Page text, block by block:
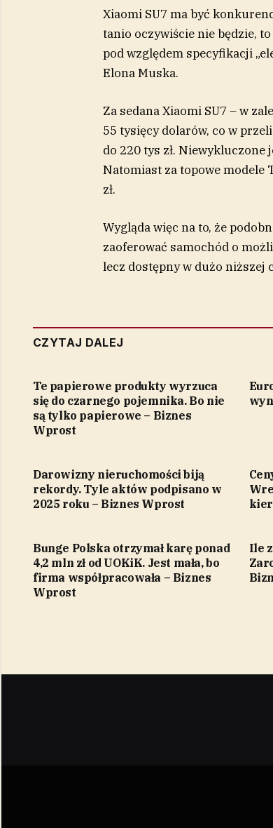
Xiaomi SU7 ma być
tanio oczywiście nie będzie,
pod względem specyfikacji
Elona Muska.
Za sedana Xiaomi SU7 – w
55 tysięcy dolarów, co w
do 220 tys zł. Niewykluczone
Natomiast za topowe modele
zł.
Wygląda więc na to, że
zaoferować samochód o
lecz dostępny w dużo niższej
CZYTAJ DALEJ
Te papierowe produkty wyrzuca
się do czarnego pojemnika. Bo nie
są tylko papierowe – Biznes
Wprost
Darowizny nieruchomości biją
rekordy. Tyle aktów podpisano w
2025 roku – Biznes Wprost
Bunge Polska otrzymał karę ponad
4,2 mln zł od UOKiK. Jest mała, bo
firma współpracowała – Biznes
Wprost
Ile